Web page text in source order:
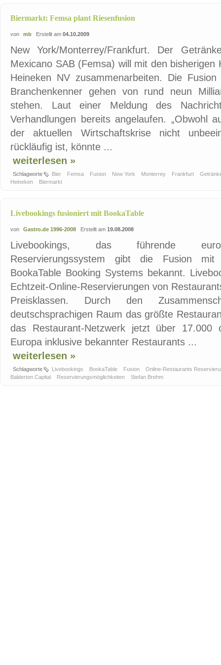
Biermarkt: Femsa plant Riesenfusion
von mb Erstellt am 04.10.2009
New York/Monterrey/Frankfurt. Der
Mexicano SAB (Femsa) will mit den bisherigen
Heineken NV zusammenarbeiten. Die
Branchenkenner gehen von rund neun
stehen. Laut einer Meldung des
Verhandlungen bereits angelaufen. „Obwohl
der aktuellen Wirtschaftskrise nicht
rückläufig ist, könnte ...
weiterlesen »
Schlagworte Bier Femsa Fusion New York Monterrey Frankfurt
Heineken
Biermarkt
Livebookings fusioniert mit BookaTable
von Gastro.de 1996-2008 Erstellt am 19.08.2008
Livebookings, das führende
Reservierungssystem gibt die Fusion
BookaTable Booking Systems bekannt.
Echtzeit-Online-Reservierungen von
Preisklassen. Durch den
deutschsprachigen Raum das größte
das Restaurant-Netzwerk jetzt über 17.000
Europa inklusive bekannter Restaurants ...
weiterlesen »
Schlagworte Livebookings BookaTable Fusion
Online-Restaurants
Balderton Capital
Reservierungsmöglichkeiten Stefan Brehm